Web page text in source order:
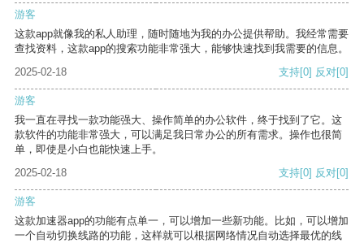
游客
这款app就像我的私人助理，随时随地为我的办公提供帮助。我经常需要
查找资料，这款app的搜索功能非常强大，能够快速找到我需要的信息。
2025-02-18
支持[0] 反对[0]
游客
我一直在寻找一款功能强大、操作简单的办公软件，终于找到了它。这
款软件的功能非常强大，可以满足我日常办公的所有需求。操作也很简
单，即使是小白也能快速上手。
2025-02-18
支持[0] 反对[0]
游客
这款加速器app的功能有点单一，可以增加一些新功能。比如，可以增加
一个自动切换线路的功能，这样就可以根据网络情况自动选择最优的线